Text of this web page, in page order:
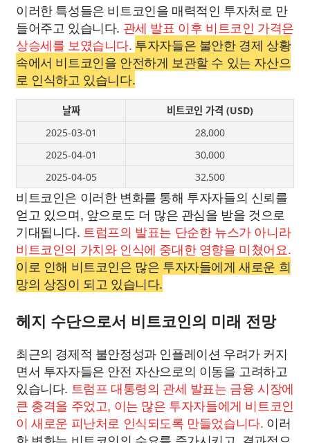
이러한 특성들은 비트코인을 매력적인 투자처로 만
들어주고 있습니다. 관세 발표 이후 비트코인 가격은
상승세를 보였습니다. 투자자들은 불안한 경제 상황
속에서 비트코인을 안전하게 보관할 수 있는 자산으
로 인식하고 있습니다.
날짜
비트코인 가격 (USD)
2025-03-01
28,000
2025-04-01
30,000
2025-04-05
32,500
비트코인은 이러한 변화를 통해 투자자들의 신뢰를
얻고 있으며, 앞으로도 더 많은 관심을 받을 것으로
기대됩니다. 트럼프의 발표는 단순한 뉴스가 아니라
비트코인의 가치와 인식에 중대한 영향을 미쳤어요.
이로 인해 비트코인은 많은 투자자들에게 새로운 희
망의 상징이 되고 있습니다.
헤지 수단으로서 비트코인의 미래 전망
최근의 경제적 불안정성과 인플레이션 우려가 커지
면서 투자자들은 안전 자산으로의 이동을 고려하고
있습니다. 트럼프 대통령의 관세 발표는 금융 시장에
큰 충격을 주었고, 이는 많은 투자자들에게 비트코인
이 새로운 피난처로 인식되도록 만들었습니다. 이러